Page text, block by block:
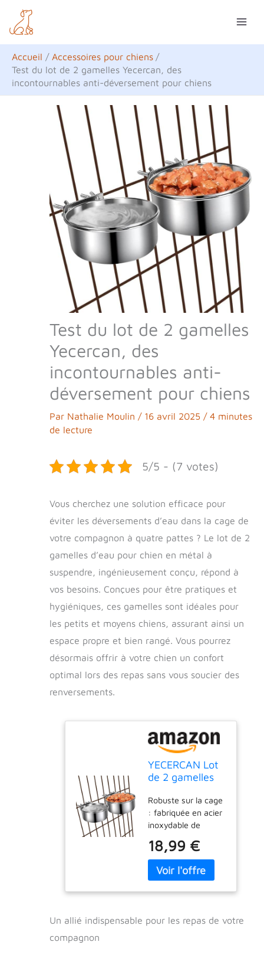
contenu
Accueil
Accessoires pour chiens
Test du lot de 2 gamelles Yecercan, des
incontournables anti-déversement pour chiens
Test du lot de 2 gamelles
Yecercan, des
incontournables anti-
déversement pour chiens
Par Nathalie Moulin / 16 avril 2025 / 4 minutes
de lecture
5/5 - (7 votes)
Vous cherchez une solution efficace pour
éviter les déversements d’eau dans la cage de
votre compagnon à quatre pattes ? Le lot de 2
gamelles d’eau pour chien en métal à
suspendre, ingénieusement conçu, répond à
vos besoins. Conçues pour être pratiques et
hygiéniques, ces gamelles sont idéales pour
les petits et moyens chiens, assurant ainsi un
espace propre et bien rangé. Vous pourrez
désormais offrir à votre chien un confort
optimal lors des repas sans vous soucier des
renversements.
YECERCAN Lot
de 2 gamelles
chien en métal
à suspendre
sans
déversement,
petites et
moyennes
gamelles de
nourriture et
de chenil (16 x
Robuste sur la cage
: fabriquée en acier
inoxydable de
la gamelle pour
chien est durable
pour durer
mâcheur. La
18,99 €
Un allié indispensable pour les repas de votre
compagnon
e
c
h
e